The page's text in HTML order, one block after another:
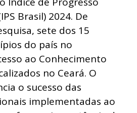
Brasil) 2024. De
sete dos 15
do país no
ao Conhecimento
no Ceará. O
o sucesso das
implementadas ao